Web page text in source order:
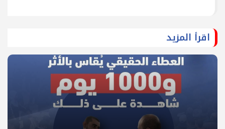
اقرأ المزيد